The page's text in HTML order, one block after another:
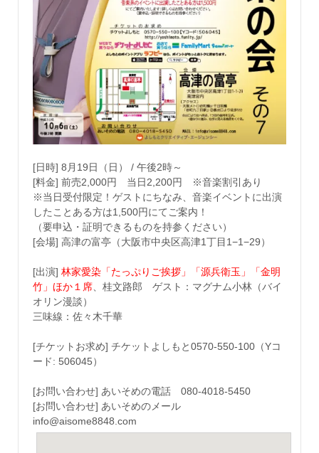
[日時] 8月19日（日） / 午後2時～
[料金] 前売2,000円 当日2,200円 ※音楽割引あり
※当日受付限定！ゲストにちなみ、音楽イベントに出演
したことある方は1,500円にてご案内！
（要申込・証明できるものを持参ください）
[会場] 高津の富亭（大阪市中央区高津1丁目1−1−29）
[出演] 林家愛染「たっぷりご挨拶」「源兵衛玉」「金明
竹」ほか１席 、桂文路郎 ゲスト：マグナム小林（バイ
オリン漫談）
三味線：佐々木千華
[チケットお求め] チケットよしもと0570-550-100（Yコ
ード: 506045）
[お問い合わせ] あいそめの電話 080-4018-5450
[お問い合わせ] あいそめのメール
info@aisome8848.com